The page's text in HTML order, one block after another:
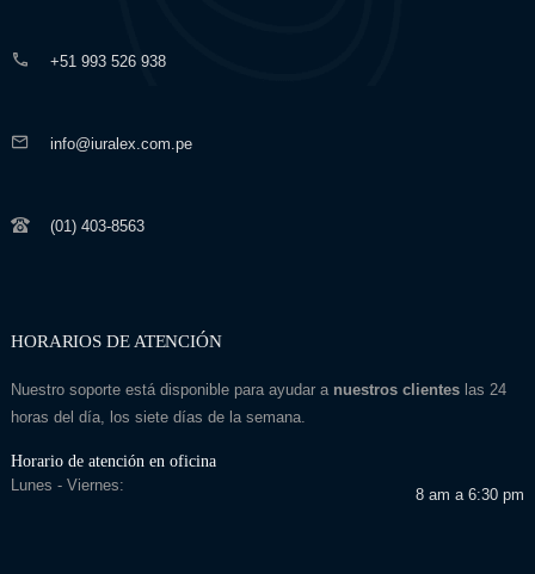
+51 993 526 938
info@iuralex.com.pe
(01) 403-8563
HORARIOS DE ATENCIÓN
Nuestro soporte está disponible para ayudar a nuestros clienteslas 24
horas del día, los siete días de la semana.
Horario de atención en oficina
Lunes - Viernes:
8 am a 6:30 pm